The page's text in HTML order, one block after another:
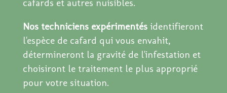
cafards et autres nuisibles.
Nos techniciens expérimentésidentifieront
l'espèce de cafard qui vous envahit,
détermineront la gravité de l'infestation et
choisiront le traitement le plus approprié
pour votre situation.